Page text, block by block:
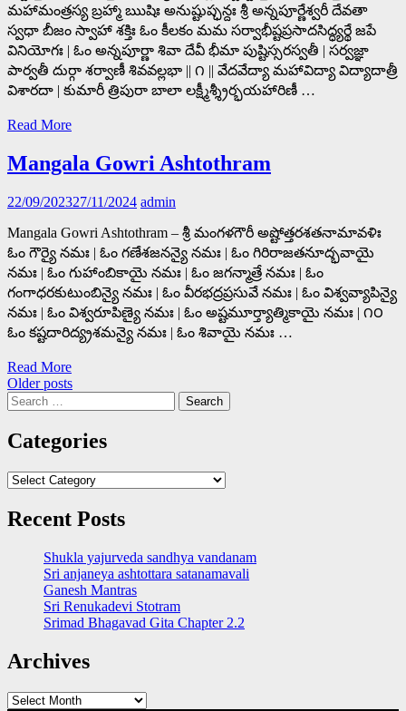
మహామంత్రస్య బ్రహ్మా ఋషిః అనుష్టుప్ఛన్దః శ్రీ అన్నపూర్ణేశ్వరీ దేవతా
స్వధా బీజం స్వాహా శక్తిః ఓం కీలకం మమ సర్వాభీష్టప్రసాదసిద్ధ్యర్థే జపే
వినియోగః | ఓం అన్నపూర్ణా శివా దేవీ భీమా పుష్టిస్సరస్వతీ | సర్వజ్ఞా
పార్వతీ దుర్గా శర్వాణీ శివవల్లభా || ౧ || వేదవేద్యా మహావిద్యా విద్యాదాత్రీ
విశారదా | కుమారీ త్రిపురా బాలా లక్ష్మీశ్శ్రీర్భయహారిణీ …
Read More
Mangala Gowri Ashtothram
22/09/202327/11/2024 admin
Mangala Gowri Ashtothram – శ్రీ మంగళగౌరీ అష్టోత్తరశతనామావళిః
ఓం గౌర్యై నమః | ఓం గణేశజనన్యై నమః | ఓం గిరిరాజతనూద్భవాయై
నమః | ఓం గుహాంబికాయై నమః | ఓం జగన్మాత్రే నమః | ఓం
గంగాధరకుటుంబిన్యై నమః | ఓం వీరభద్రప్రసువే నమః | ఓం విశ్వవ్యాపిన్యై
నమః | ఓం విశ్వరూపిణ్యై నమః | ఓం అష్టమూర్త్యాత్మికాయై నమః | ౧౦
ఓం కష్టదారిద్య్రశమన్యై నమః | ఓం శివాయై నమః …
Read More
Posts
navigation
Older posts
Search
for:
Categories
Categories
Recent Posts
Shukla yajurveda sandhya vandanam
Sri anjaneya ashtottara satanamavali
Ganesh Mantras
Sri Renukadevi Stotram
Srimad Bhagavad Gita Chapter 2.2
Archives
Archives